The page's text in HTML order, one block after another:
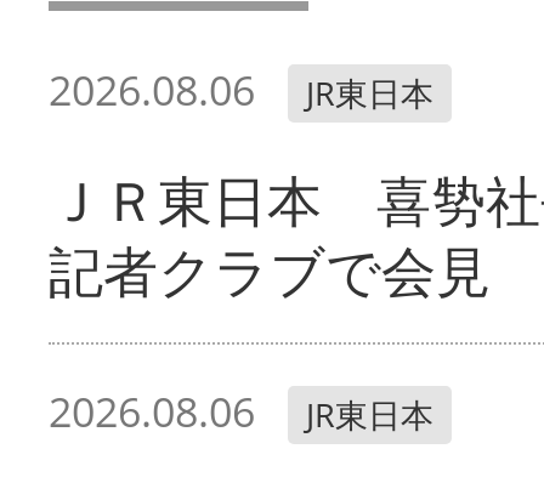
2026.08.06 JR東日本
ＪＲ東日本 喜㔟
記者クラブで会見
2026.08.06 JR東日本